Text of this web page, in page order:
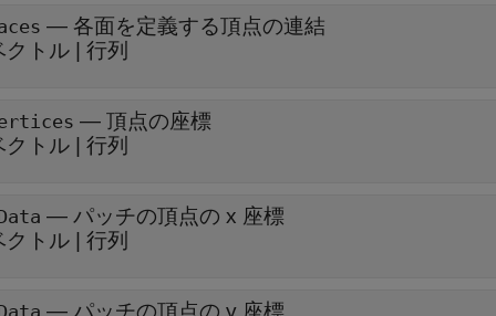
— 各面を定義する頂点の連結
クトル
行列
— 頂点の座標
クトル
行列
— パッチの頂点の x 座標
クトル
行列
— パッチの頂点の y 座標